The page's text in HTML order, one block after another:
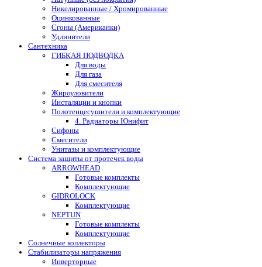
Никелированные / Хромированные
Оцинкованные
Сгоны (Американки)
Удлинители
Сантехника
ГИБКАЯ ПОДВОДКА
Для воды
Для газа
Для смесителя
Жироуловители
Инсталяции и кнопки
Полотенцесушители и комплектующие
4. Радиаторы Юнифит
Сифоны
Смесители
Унитазы и комплектующие
Система защиты от протечек воды
ARROWHEAD
Готовые комплекты
Комплектующие
GIDROLOCK
Комплектующие
NEPTUN
Готовые комплекты
Комплектующие
Солнечные коллекторы
Стабилизаторы напряжения
Инверторные